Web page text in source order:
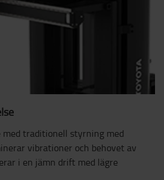
med traditionell styrning med
vibrationer och behovet av
i en jämn drift med lägre